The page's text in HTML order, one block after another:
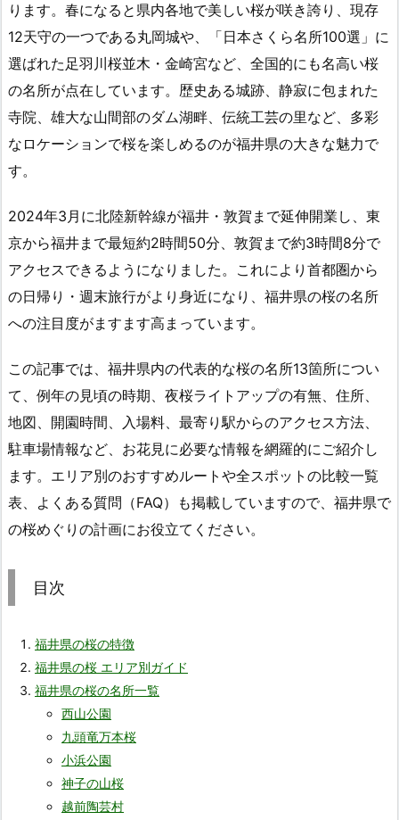
ります。春になると県内各地で美しい桜が咲き誇り、現存
12天守の一つである丸岡城や、「日本さくら名所100選」に
選ばれた足羽川桜並木・金崎宮など、全国的にも名高い桜
の名所が点在しています。歴史ある城跡、静寂に包まれた
寺院、雄大な山間部のダム湖畔、伝統工芸の里など、多彩
なロケーションで桜を楽しめるのが福井県の大きな魅力で
す。
2024年3月に北陸新幹線が福井・敦賀まで延伸開業し、東
京から福井まで最短約2時間50分、敦賀まで約3時間8分で
アクセスできるようになりました。これにより首都圏から
の日帰り・週末旅行がより身近になり、福井県の桜の名所
への注目度がますます高まっています。
この記事では、福井県内の代表的な桜の名所13箇所につい
て、例年の見頃の時期、夜桜ライトアップの有無、住所、
地図、開園時間、入場料、最寄り駅からのアクセス方法、
駐車場情報など、お花見に必要な情報を網羅的にご紹介し
ます。エリア別のおすすめルートや全スポットの比較一覧
表、よくある質問（FAQ）も掲載していますので、福井県で
の桜めぐりの計画にお役立てください。
目次
福井県の桜の特徴
福井県の桜 エリア別ガイド
福井県の桜の名所一覧
西山公園
九頭竜万本桜
小浜公園
神子の山桜
越前陶芸村